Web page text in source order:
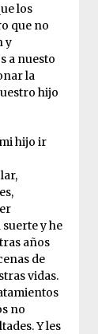
los
que no
y
a nuesto
la
hijo
hijo ir
y he
años
de
vidas.
no
Y les